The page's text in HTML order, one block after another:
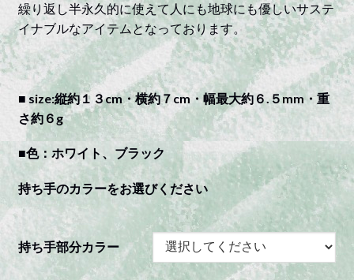
繰り返し半永久的に使えて人にも地球にも優しいサステ
イナブルなアイテムとなっております。
■ size:縦約１３cm・横約７cm・幅最大約６.５mm・重
さ約６g
■色：ホワイト、ブラック
持ち手のカラーをお選びください
持ち手部分カラー